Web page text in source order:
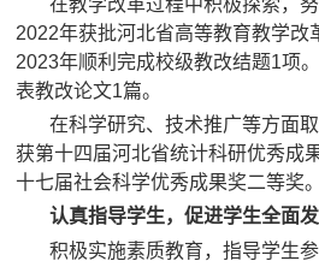
在教学改革过程中积极探索，
2022年获批河北省高等教育教学改
2023年顺利完成校级教改结题1项
表教改论文1篇。
在科学研究、技术推广等方面
获第十四届河北省统计科研优秀成
十七届社会科学优秀成果奖二等奖。
认真指导学生，促进学生全面
积极实施素质教育，指导学生